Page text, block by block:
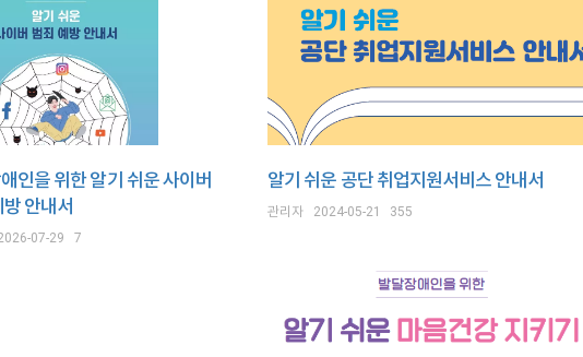
인을 위한 알기 쉬운 사이버
안내서
07-29 7
알기 쉬운 공단 취업지원서비스 안내서
관리자 2024-05-21 355